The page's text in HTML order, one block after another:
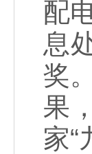
配
息
奖
果
家“